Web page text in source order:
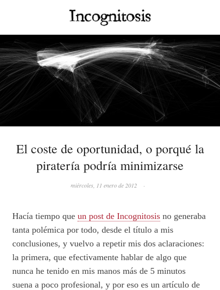
El coste de oportunidad, o porqué la
piratería podría minimizarse
miércoles, 11 enero de 2012 ·
Hacía tiempo que un post de Incognitosis no generaba
tanta polémica por todo, desde el título a mis
conclusiones, y vuelvo a repetir mis dos aclaraciones:
la primera, que efectivamente hablar de algo que
nunca he tenido en mis manos más de 5 minutos
suena a poco profesional, y por eso es un artículo de